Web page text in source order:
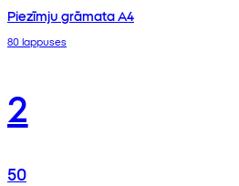
Piezīmju grāmata A4
80 lappuses
2
50